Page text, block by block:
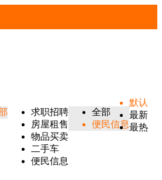
求职招聘
房屋租售
物品买卖
二手车
便民信息
全部
便民信息
默认
最新
最热